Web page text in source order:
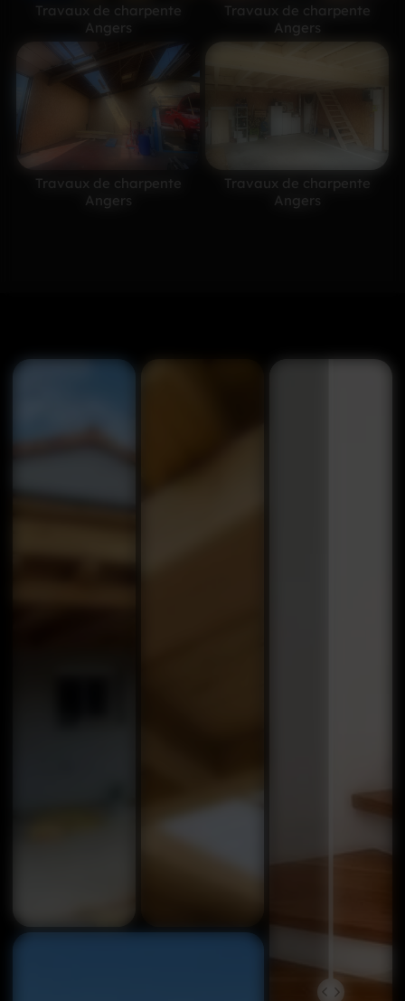
Travaux de charpente
Angers
Travaux de charpente
Angers
Travaux de charpente
Angers
Travaux de charpente
Angers